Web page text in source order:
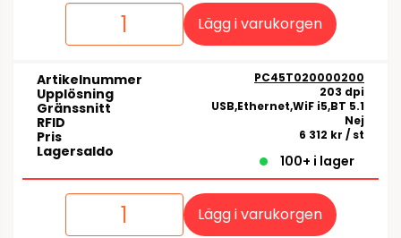
Lägg i varukorgen
Artikelnummer PC45T020000200
Upplösning 203 dpi
Gränssnitt USB,Ethernet,WiF i5,BT 5.1
RFID Nej
Pris 6 312 kr / st
Lagersaldo
100+ i lager
Lägg i varukorgen